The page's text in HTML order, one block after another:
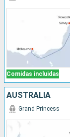
Comidas incluidas
AUSTRALIA
Grand Princess